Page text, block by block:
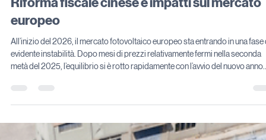
Prezzi del fotovoltaico in aumento nel
Riforma fiscale cinese e impatti sul mercato
europeo
All’inizio del 2026, il mercato fotovoltaico europeo sta entrando in una fase
aspettative di rialzo, anticipando una possibile fase di “shock” dei prezzi. Fi